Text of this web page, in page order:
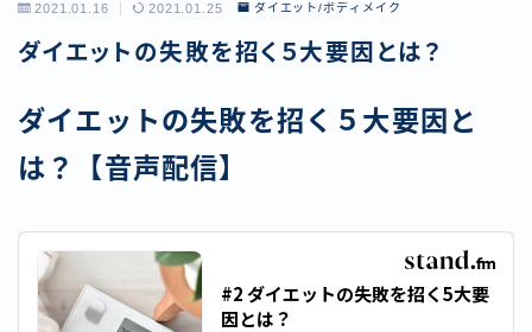
2021.01.16 2021.01.25 ダイエット/ボディメイク
ダイエットの失敗を招く５大要因とは？
ダイエットの失敗を招く５大要因と
は？【音声配信】